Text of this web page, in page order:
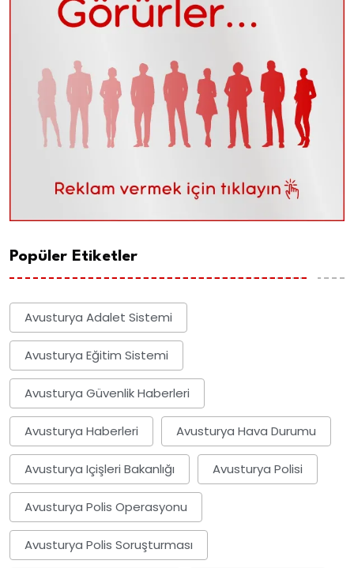
Popüler Etiketler
Avusturya Adalet Sistemi
Avusturya Eğitim Sistemi
Avusturya Güvenlik Haberleri
Avusturya Haberleri Avusturya Hava Durumu
Avusturya Içişleri Bakanlığı Avusturya Polisi
Avusturya Polis Operasyonu
Avusturya Polis Soruşturması